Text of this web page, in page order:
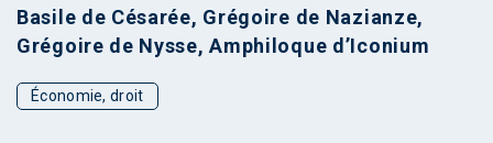
Basile de Césarée, Grégoire de Nazianze,
Grégoire de Nysse, Amphiloque d’Iconium
Économie, droit